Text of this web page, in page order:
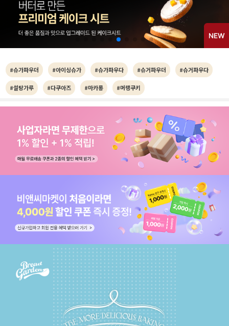
#슈가파우더 #아이싱슈가 #슈가파우다 #슈거파우더 #슈거파우다
#설탕가루 #다쿠아즈 #마카롱 #머랭쿠키